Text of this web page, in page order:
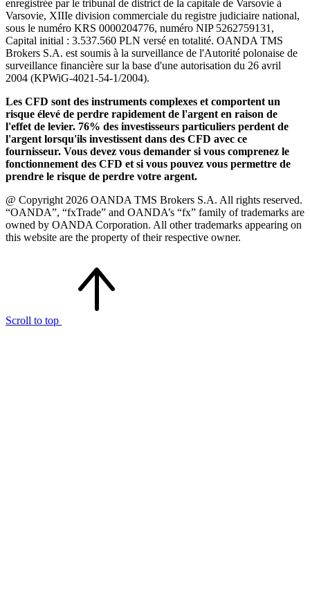
enregistrée par le tribunal de district de la capitale de Varsovie à
Varsovie, XIIIe division commerciale du registre judiciaire national,
sous le numéro KRS 0000204776, numéro NIP 5262759131,
Capital initial : 3.537.560 PLN versé en totalité. OANDA TMS
Brokers S.A. est soumis à la surveillance de l'Autorité polonaise de
surveillance financière sur la base d'une autorisation du 26 avril
2004 (KPWiG-4021-54-1/2004).
Les CFD sont des instruments complexes et comportent un
risque élevé de perdre rapidement de l'argent en raison de
l'effet de levier. 76% des investisseurs particuliers perdent de
l'argent lorsqu'ils investissent dans des CFD avec ce
fournisseur. Vous devez vous demander si vous comprenez le
fonctionnement des CFD et si vous pouvez vous permettre de
prendre le risque de perdre votre argent.
@ Copyright 2026 OANDA TMS Brokers S.A. All rights reserved.
“OANDA”, “fxTrade” and OANDA’s “fx” family of trademarks are
owned by OANDA Corporation. All other trademarks appearing on
this website are the property of their respective owner.
Scroll to top